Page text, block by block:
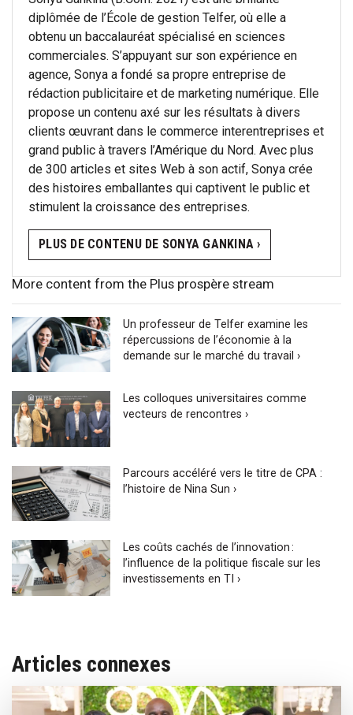
diplômée de l’École de gestion Telfer, où elle a
obtenu un baccalauréat spécialisé en sciences
commerciales. S’appuyant sur son expérience en
agence, Sonya a fondé sa propre entreprise de
rédaction publicitaire et de marketing numérique. Elle
propose un contenu axé sur les résultats à divers
clients œuvrant dans le commerce interentreprises et
grand public à travers l’Amérique du Nord. Avec plus
de 300 articles et sites Web à son actif, Sonya crée
des histoires emballantes qui captivent le public et
stimulent la croissance des entreprises.
PLUS DE CONTENU DE SONYA GANKINA ›
More content from the Plus prospère stream
Un professeur de Telfer examine les
répercussions de l’économie à la
demande sur le marché du travail ›
Les colloques universitaires comme
vecteurs de rencontres ›
Parcours accéléré vers le titre de CPA :
l’histoire de Nina Sun ›
Les coûts cachés de l’innovation :
l’influence de la politique fiscale sur les
investissements en TI ›
Articles connexes